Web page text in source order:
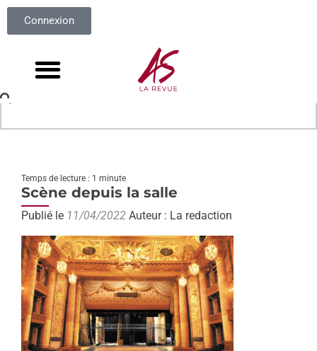
Connexion
Temps de lecture : 1 minute
Scène depuis la salle
Publié le 11/04/2022 Auteur : La redaction